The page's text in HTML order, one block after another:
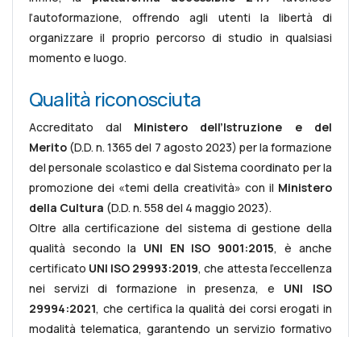
l’autoformazione, offrendo agli utenti la libertà di
organizzare il proprio percorso di studio in qualsiasi
momento e luogo.
Qualità riconosciuta
Accreditato dal Ministero dell’Istruzione e del
Merito (D.D. n. 1365 del 7 agosto 2023) per la formazione
del personale scolastico e dal Sistema coordinato per la
promozione dei «temi della creatività» con il Ministero
della Cultura (D.D. n. 558 del 4 maggio 2023).
Oltre alla certificazione del sistema di gestione della
qualità secondo la UNI EN ISO 9001:2015, è anche
certificato UNI ISO 29993:2019, che attesta l’eccellenza
nei servizi di formazione in presenza, e UNI ISO
29994:2021, che certifica la qualità dei corsi erogati in
modalità telematica, garantendo un servizio formativo